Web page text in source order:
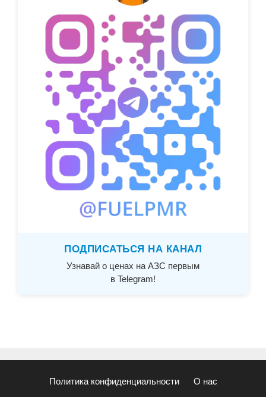
ПОДПИСАТЬСЯ НА КАНАЛ
Узнавай о ценах на АЗС первым
в Telegram!
Политика конфиденциальности О нас